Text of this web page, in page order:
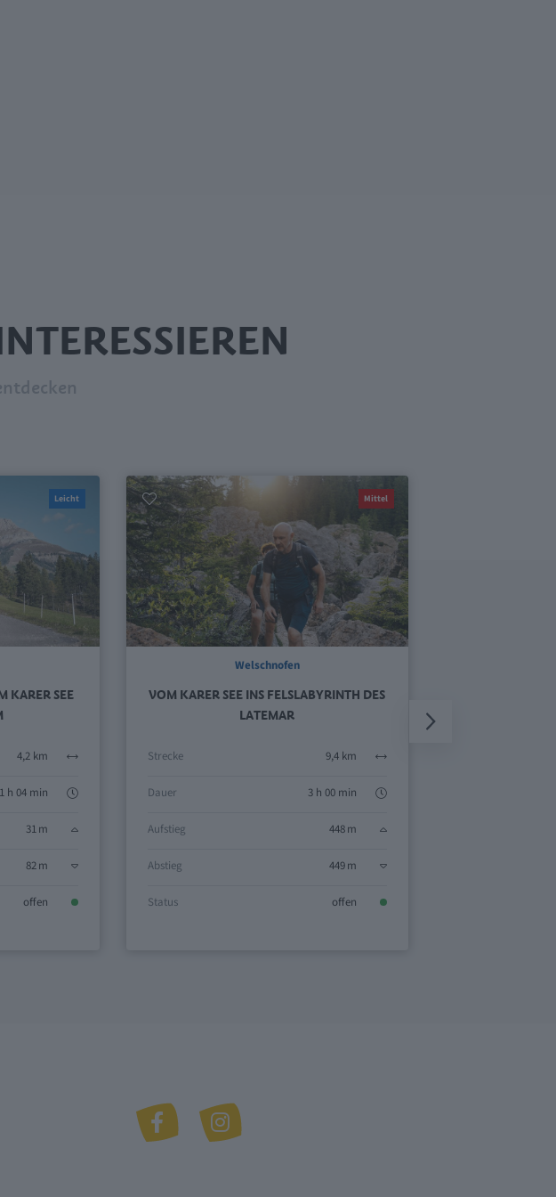
Leicht
KARER SEE
4,2 km
1 h 04 min
31 m
82 m
offen
Mittel
Welschnofen
VOM KARER SEE INS FELSLABYRINTH DES
LATEMAR
Strecke 9,4 km
Dauer 3 h 00 min
Aufstieg 448 m
Abstieg 449 m
Status offen